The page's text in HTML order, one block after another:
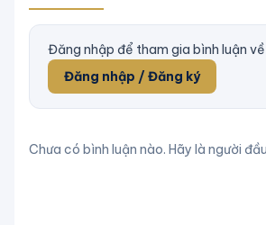
Đăng nhập để tham gia bình luận
Đăng nhập / Đăng ký
Chưa có bình luận nào. Hãy là người